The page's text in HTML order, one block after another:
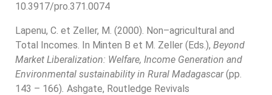
10.3917/pro.371.0074
Lapenu, C. et Zeller, M. (2000). Non–agricultural and
Total Incomes. In Minten B et M. Zeller (Eds.), Beyond
Market Liberalization: Welfare, Income Generation and
Environmental sustainability in Rural Madagascar(pp.
143 – 166). Ashgate, Routledge Revivals